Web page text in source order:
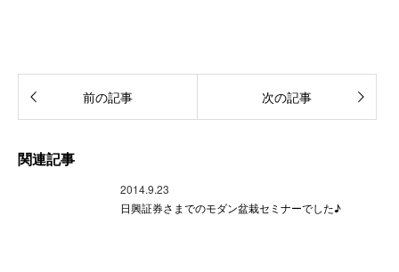
前の記事 次の記事
関連記事
2014.9.23
日興証券さまでのモダン盆栽セミナーでした♪